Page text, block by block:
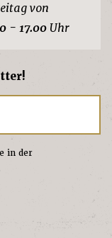
von
- 17.00Uhr
in der